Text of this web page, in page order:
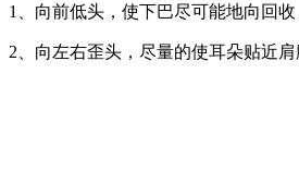
1、向前低头，使下巴尽可能地向回
2、向左右歪头，尽量的使耳朵贴近